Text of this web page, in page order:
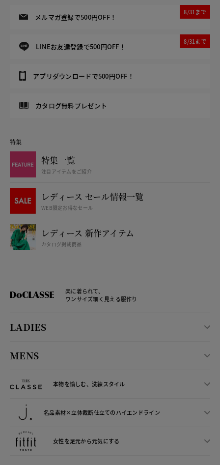
メルマガ登録で500円OFF！
8/31まで
LINEお友達登録で500円OFF！
8/31まで
アプリダウンロードで500円OFF！
カタログ無料プレゼント
特集
特集一覧
注目アイテムをご紹介
レディース セール情報一覧
WEB限定お得なセール
レディース 新作アイテム
カタログ掲載商品
楽に着られて、
ワンサイズ細く見える服作り
LADIES
MENS
本物を愉しむ、洗練スタイル
名品素材×立体裁断仕立てのハイエンドライン
女性を足元から元気にする